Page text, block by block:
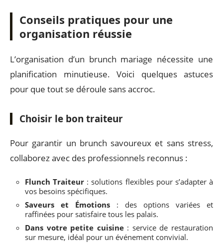
Conseils pratiques pour une
organisation réussie
L’organisation d’un brunch mariage nécessite une
planification minutieuse. Voici quelques astuces
pour que tout se déroule sans accroc.
Choisir le bon traiteur
Pour garantir un brunch savoureux et sans stress,
collaborez avec des professionnels reconnus :
Flunch Traiteur : solutions flexibles pour s’adapter à
vos besoins spécifiques.
Saveurs et Émotions : des options variées et
raffinées pour satisfaire tous les palais.
Dans votre petite cuisine: service de restauration
sur mesure, idéal pour un événement convivial.